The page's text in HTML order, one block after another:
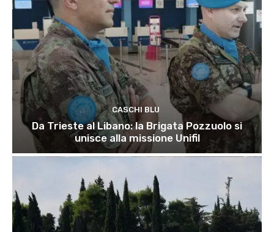
CASCHI BLU
Da Trieste al Libano: la Brigata Pozzuolo si
unisce alla missione Unifil